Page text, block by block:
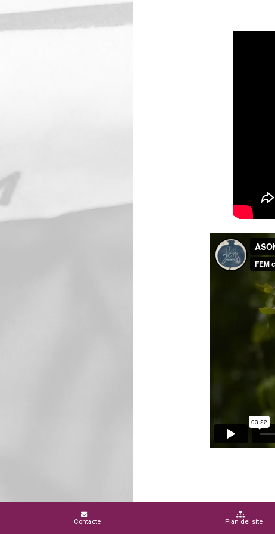
Contacte Plan del site